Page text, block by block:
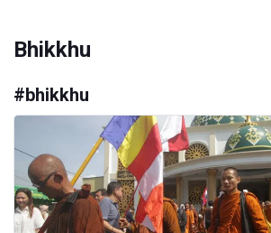
Bhikkhu
#bhikkhu